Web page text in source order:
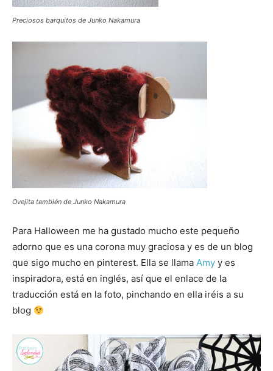
Preciosos barquitos de Junko Nakamura
Ovejita también de Junko Nakamura
Para Halloween me ha gustado mucho este pequeño
adorno que es una corona muy graciosa y es de un blog
que sigo mucho en pinterest. Ella se llama Amy y es
inspiradora, está en inglés, así que el enlace de la
traducción está en la foto, pinchando en ella iréis a su
blog